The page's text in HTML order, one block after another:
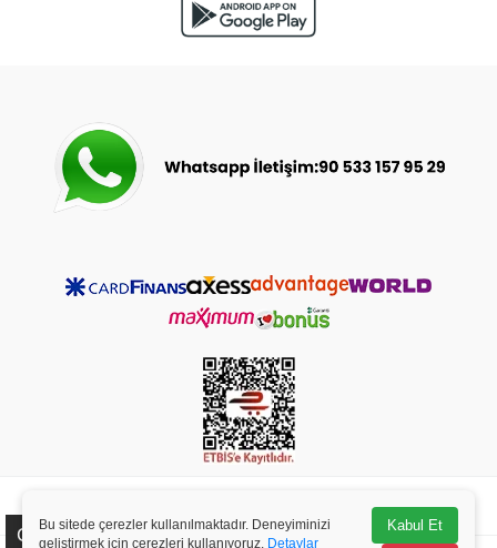
- Tüm Hakları Saklıdır.
Çerez Kullanımı
Bu sitede çerezler kullanılmaktadır. Deneyiminizi
geliştirmek için çerezleri kullanıyoruz. Detaylar
Kabul Et